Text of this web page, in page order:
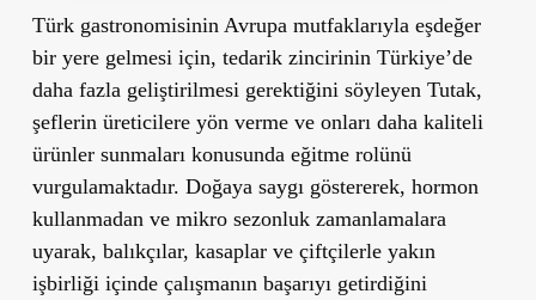
Türk gastronomisinin Avrupa mutfaklarıyla eşdeğer
bir yere gelmesi için, tedarik zincirinin Türkiye’de
daha fazla geliştirilmesi gerektiğini söyleyen Tutak,
şeflerin üreticilere yön verme ve onları daha kaliteli
ürünler sunmaları konusunda eğitme rolünü
vurgulamaktadır. Doğaya saygı göstererek, hormon
kullanmadan ve mikro sezonluk zamanlamalara
uyarak, balıkçılar, kasaplar ve çiftçilerle yakın
işbirliği içinde çalışmanın başarıyı getirdiğini